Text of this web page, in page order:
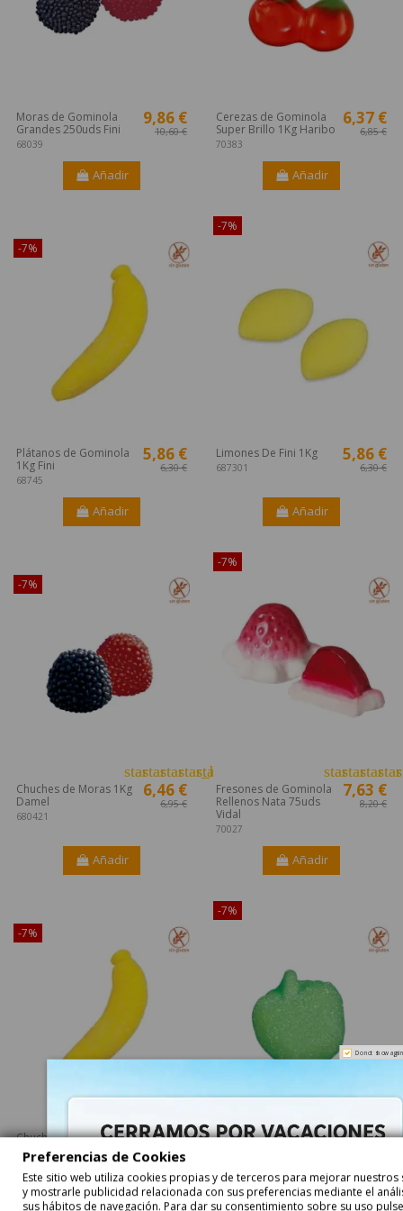
Moras de Gominola
Grandes 250uds Fini
68039
9,86 €
10,60 €
Añadir
Cerezas de Gominola
Super Brillo 1Kg Haribo
70383
6,37 €
6,85 €
Añadir
-7%
Plátanos de Gominola
1Kg Fini
68745
5,86 €
6,30 €
Añadir
-7%
Limones De Fini 1Kg
687301
5,86 €
6,30 €
Añadir
-7%
Chuches de Moras 1Kg
Damel
680421
6,46 €
6,95 €
starstarstarstar_border
star_border
Añadir
-7%
Fresones de Gominola
Rellenos Nata 75uds
Vidal
70027
7,63 €
8,20 €
starstarstarstar
Añadir
-7%
Chuches de Plátanos
250uds Fini
68834
9,86 €
10,60 €
star star
-7%
Manzanas Azúcar
aprox)
68740
5,86 €
Do not show
Preferencias de Cookies
Este sitio web utiliza cookies propias y de terceros para mejorar nuestros
y mostrarle publicidad relacionada con sus preferencias mediante el
sus hábitos de navegación. Para dar su consentimiento sobre su uso